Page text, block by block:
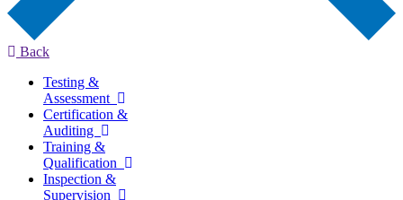
Back
Testing &
Assessment
Certification &
Auditing
Training &
Qualification
Inspection &
Supervision